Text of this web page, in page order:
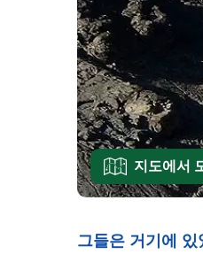
지도에서
그들은 거기에 있